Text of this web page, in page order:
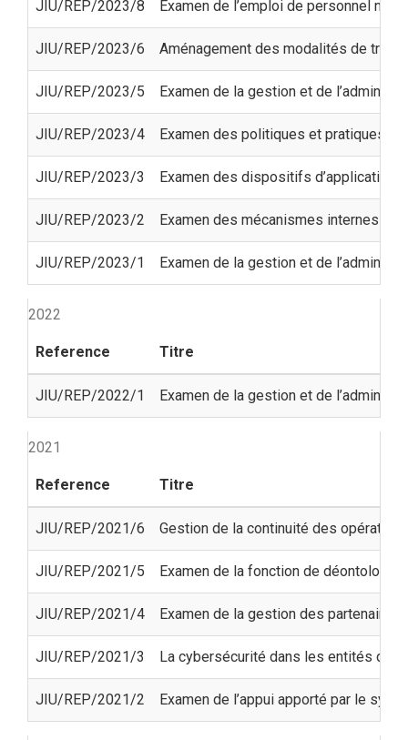
JIU/REP/2023/8 Examen de l’emploi de personnel
JIU/REP/2023/6 Aménagement des modalités de
JIU/REP/2023/5 Examen de la gestion et de
JIU/REP/2023/4 Examen des politiques et pratiques
JIU/REP/2023/3 Examen des dispositifs d’application
JIU/REP/2023/2 Examen des mécanismes internes
JIU/REP/2023/1 Examen de la gestion et de
2022
Reference Titre
JIU/REP/2022/1 Examen de la gestion et de
2021
Reference Titre
JIU/REP/2021/6 Gestion de la continuité des
JIU/REP/2021/5 Examen de la fonction de
JIU/REP/2021/4 Examen de la gestion des
JIU/REP/2021/3 La cybersécurité dans les entités des
JIU/REP/2021/2 Examen de l’appui apporté par le